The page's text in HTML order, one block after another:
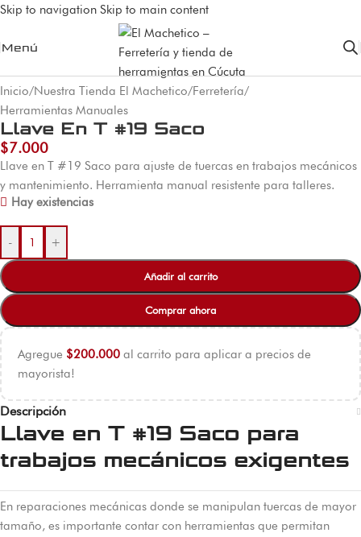
Skip to navigation Skip to main content
Menú
Inicio/Nuestra Tienda El Machetico/Ferretería/
Herramientas Manuales
Llave En T #19 Saco
$7.000
Llave en T #19 Saco para ajuste de tuercas en trabajos mecánicos
y mantenimiento. Herramienta manual resistente para talleres.
Hay existencias
- +
Añadir al carrito
Comprar ahora
Agregue $200.000 al carrito para aplicar a precios de
mayorista!
Descripción
Llave en T #19 Saco para
trabajos mecánicos exigentes
En reparaciones mecánicas donde se manipulan tuercas de mayor
tamaño, es importante contar con herramientas que permitan